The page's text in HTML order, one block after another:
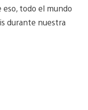
eso, todo el mundo
durante nuestra